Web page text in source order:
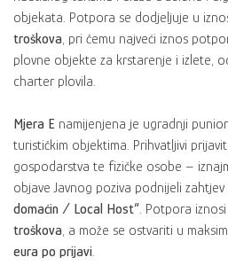
objekata. Potpora se dodjeljuje u
troškova, pri čemu najveći iznos
plovne objekte za krstarenje i izlete,
charter plovila.
Mjera E namijenjena je ugradnji
turističkim objektima. Prihvatljivi
gospodarstva te fizičke osobe –
objave Javnog poziva podnijeli
domaćin / Local Host“. Potpora iznosi
troškova, a može se ostvariti u
eura po prijavi.